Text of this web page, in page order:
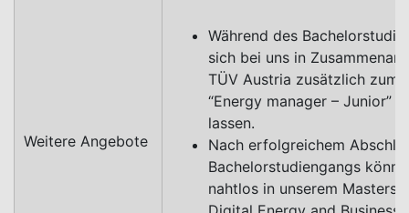
Weitere Angebote
Während des
sich bei uns in
TÜV Austria zusätzlich zum
“Energy manager – Junior”
lassen.
Nach erfolgreichem
Bachelorstudiengangs
nahtlos in unserem